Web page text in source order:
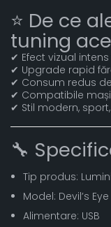
⭐ De ce
tuning
✔ Efect vizual intens
✔ Upgrade rapid
✔ Consum redus
✔ Compatibile
✔ Stil modern,
🔧
Tip produs:
Model: Devil’s Eye
Alimentare: USB